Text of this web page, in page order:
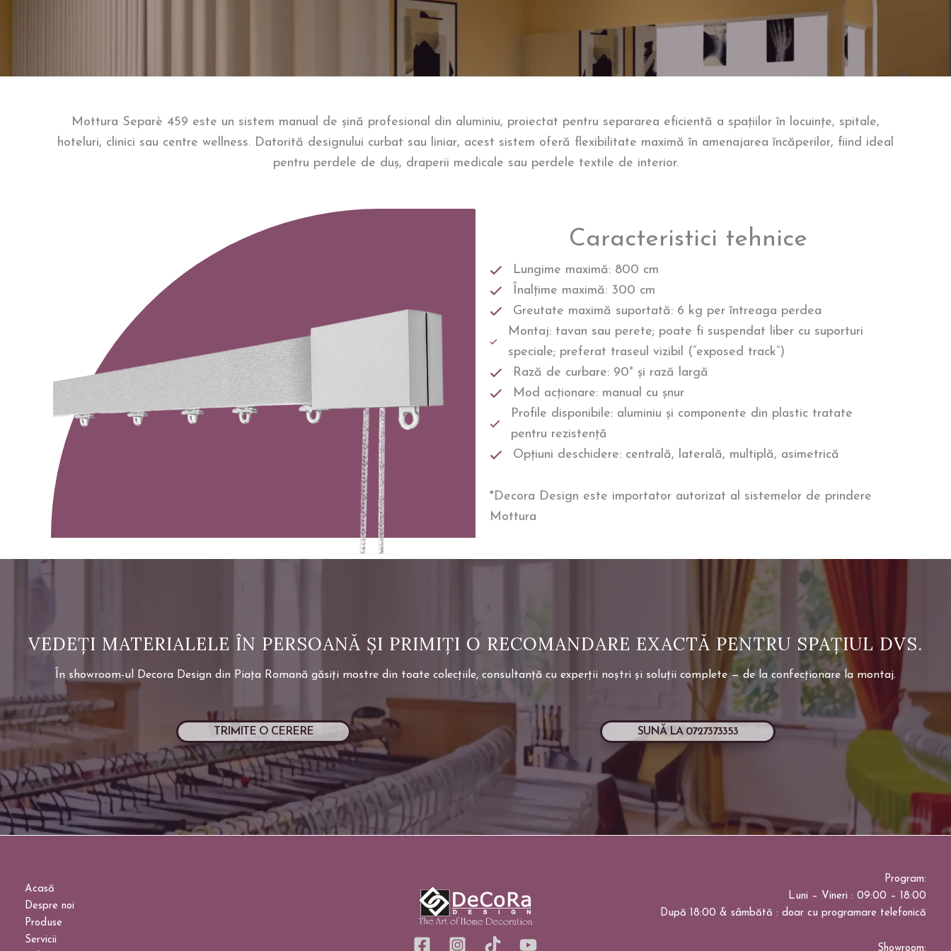
Mottura Separè 459 este un sistem manual de șină profesional din aluminiu, proiectat pentru separarea eficientă a spațiilor în locuințe, spitale,
hoteluri, clinici sau centre wellness. Datorită designului curbat sau liniar, acest sistem oferă flexibilitate maximă în amenajarea încăperilor, fiind ideal
pentru perdele de duș, draperii medicale sau perdele textile de interior.
Caracteristici tehnice
Lungime maximă: 800 cm
Înalțime maximă: 300 cm
Greutate maximă suportată: 6 kg per întreaga perdea
Montaj: tavan sau perete; poate fi suspendat liber cu suporturi
speciale; preferat traseul vizibil (“exposed track”)
Rază de curbare: 90° și rază largă
Mod acționare: manual cu șnur
Profile disponibile: aluminiu și componente din plastic tratate
pentru rezistență
Opțiuni deschidere: centrală, laterală, multiplă, asimetrică
*Decora Design este importator autorizat al sistemelor de prindere
Mottura
VEDEȚI MATERIALELE ÎN PERSOANĂ ȘI PRIMIȚI O RECOMANDARE EXACTĂ PENTRU SPAȚIUL DVS.
În showroom-ul Decora Design din Piața Romană găsiți mostre din toate colecțiile, consultanță cu experții noștri și soluții complete — de la confecționare la montaj.
TRIMITE O CERERE SUNĂ LA 0727373353
Acasă
Despre noi
Produse
Servicii
Program:
Luni – Vineri : 09:00 – 18:00
După 18:00 & sâmbătă : doar cu programare telefonică
Showroom: